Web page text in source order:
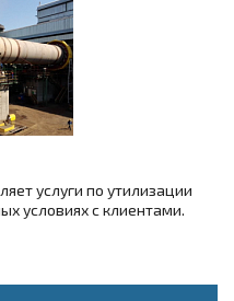
услуги по утилизации
условиях с клиентами.